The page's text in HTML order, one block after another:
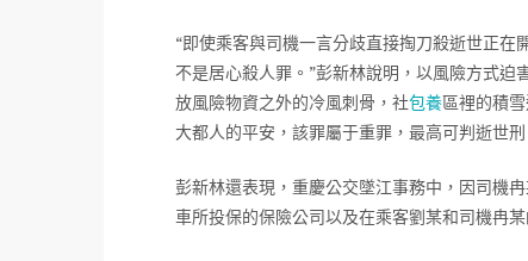
“即使乘客與司機一言分歧直接掏刀殺逝世正
不是居心殺人罪。”彭新林說明，以風險方式迫
放風險物資之外的冷風刺骨，社包養區裡的積
大都人的平安，該罪屬于重罪，最高可判逝世刑
彭新林還表現，重慶公交墜江事務中，因司機
車所投保的保險公司以及在乘客劉某和司機冉